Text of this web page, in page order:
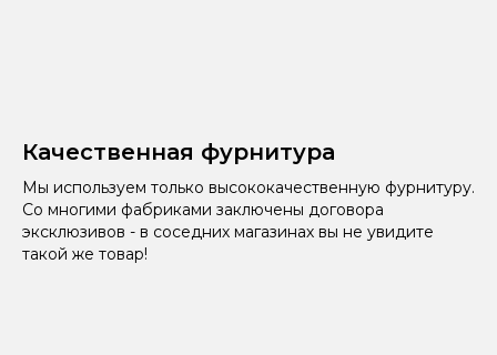
Качественная фурнитура
Мы используем только высококачественную фурнитуру.
Со многими фабриками заключены договора
эксклюзивов - в соседних магазинах вы не увидите
такой же товар!